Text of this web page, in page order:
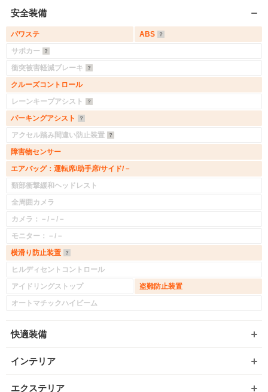
安全装備
パワステ
ABS
サポカー
衝突被害軽減ブレーキ
クルーズコントロール
レーンキープアシスト
パーキングアシスト
アクセル踏み間違い防止装置
障害物センサー
エアバッグ：運転席/助手席/サイド/－
頸部衝撃緩和ヘッドレスト
全周囲カメラ
カメラ：－/－/－
モニター：－/－
横滑り防止装置
ヒルディセントコントロール
アイドリングストップ
盗難防止装置
オートマチックハイビーム
快適装備
インテリア
エクステリア
入力途中の情報を保存しますか？
いいえ はい